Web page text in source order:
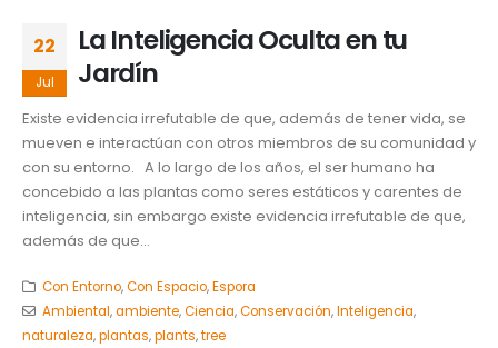
22
Jul
La Inteligencia Oculta en tu
Jardín
Existe evidencia irrefutable de que, además de tener vida, se
mueven e interactúan con otros miembros de su comunidad y
con su entorno. A lo largo de los años, el ser humano ha
concebido a las plantas como seres estáticos y carentes de
inteligencia, sin embargo existe evidencia irrefutable de que,
además de que...
Con Entorno,Con Espacio,Espora
Ambiental,ambiente,Ciencia,Conservación,Inteligencia,
naturaleza,plantas,plants,tree